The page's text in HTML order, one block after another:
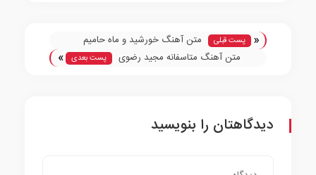
« پست قبلی
متن آهنگ خورشید و ماه حامیم
متن آهنگ متاسفانه مجید رضوی
پست بعدی »
دیدگاهتان را بنویسید